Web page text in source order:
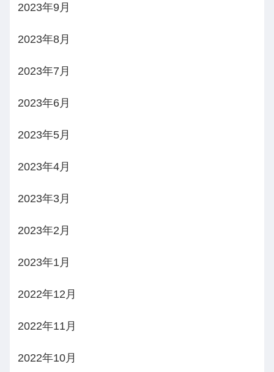
2023年9月
2023年8月
2023年7月
2023年6月
2023年5月
2023年4月
2023年3月
2023年2月
2023年1月
2022年12月
2022年11月
2022年10月